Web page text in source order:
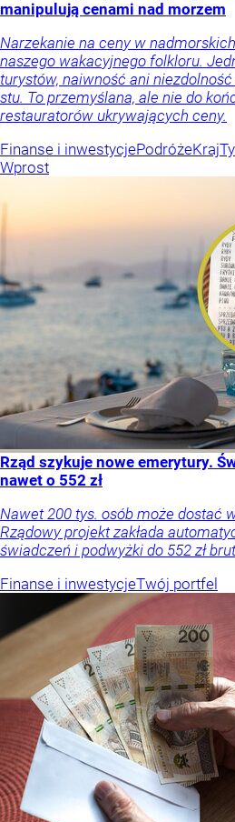
manipulują cenami nad morzem
Narzekanie na ceny w
naszego wakacyjnego folkloru.
turystów, naiwność ani
stu. To przemyślana, ale nie do
restauratorów ukrywających ceny.
Finanse i inwestycjePodróżeKraj
Wprost
Rząd szykuje nowe emerytury.
nawet o 552 zł
Nawet 200 tys. osób może dostać
Rządowy projekt zakłada
świadczeń i podwyżki do 552 zł
Finanse i inwestycjeTwój portfel